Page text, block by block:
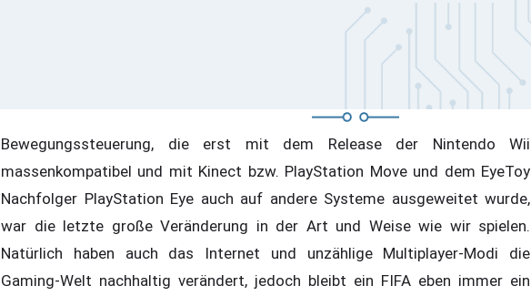
Bewegungssteuerung, die erst mit dem Release der Nintendo Wii
massenkompatibel und mit Kinect bzw. PlayStation Move und dem EyeToy
Nachfolger PlayStation Eye auch auf andere Systeme ausgeweitet wurde,
war die letzte große Veränderung in der Art und Weise wie wir spielen.
Natürlich haben auch das Internet und unzählige Multiplayer-Modi die
Gaming-Welt nachhaltig verändert, jedoch bleibt ein FIFA eben immer ein